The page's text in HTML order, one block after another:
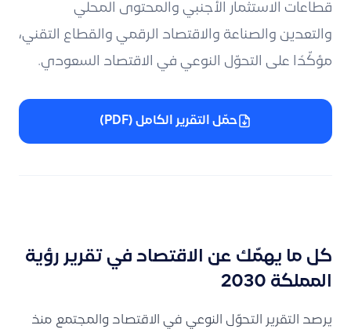
قطاعات الاستثمار الأجنبي والمحتوى المحلي
والتعدين والصناعة والاقتصاد الرقمي والقطاع التقني،
مؤكّدًا على التحوّل النوعي في الاقتصاد السعودي.
حمّل التقرير الكامل (PDF)
كل ما يهمّك عن الاقتصاد في تقرير رؤية
المملكة 2030
يرصد التقرير التحوّل النوعي في الاقتصاد والمجتمع منذ